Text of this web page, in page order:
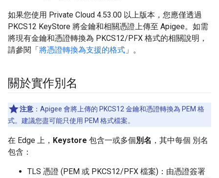
如果您使用 Private Cloud 4.53.00 以上版本，您應僅透過
PKCS12 KeyStore 將金鑰和相關憑證上傳至 Apigee。如需
將現有金鑰和憑證轉換為 PKCS12/PFX 格式的相關說明，
請參閱「將憑證轉換為支援的格式 」。
關於實作別名
注意 ：Apigee 會將上傳的 PKCS12 金鑰和憑證轉換為 PEM 格
式。建議您盡可能只使用 PEM 格式檔案。
在 Edge 上， Keystore 包含一或多個別名 ，其中每個 別名
包含：
TLS 憑證 (PEM 或 PKCS12/PFX 檔案)：由憑證簽署